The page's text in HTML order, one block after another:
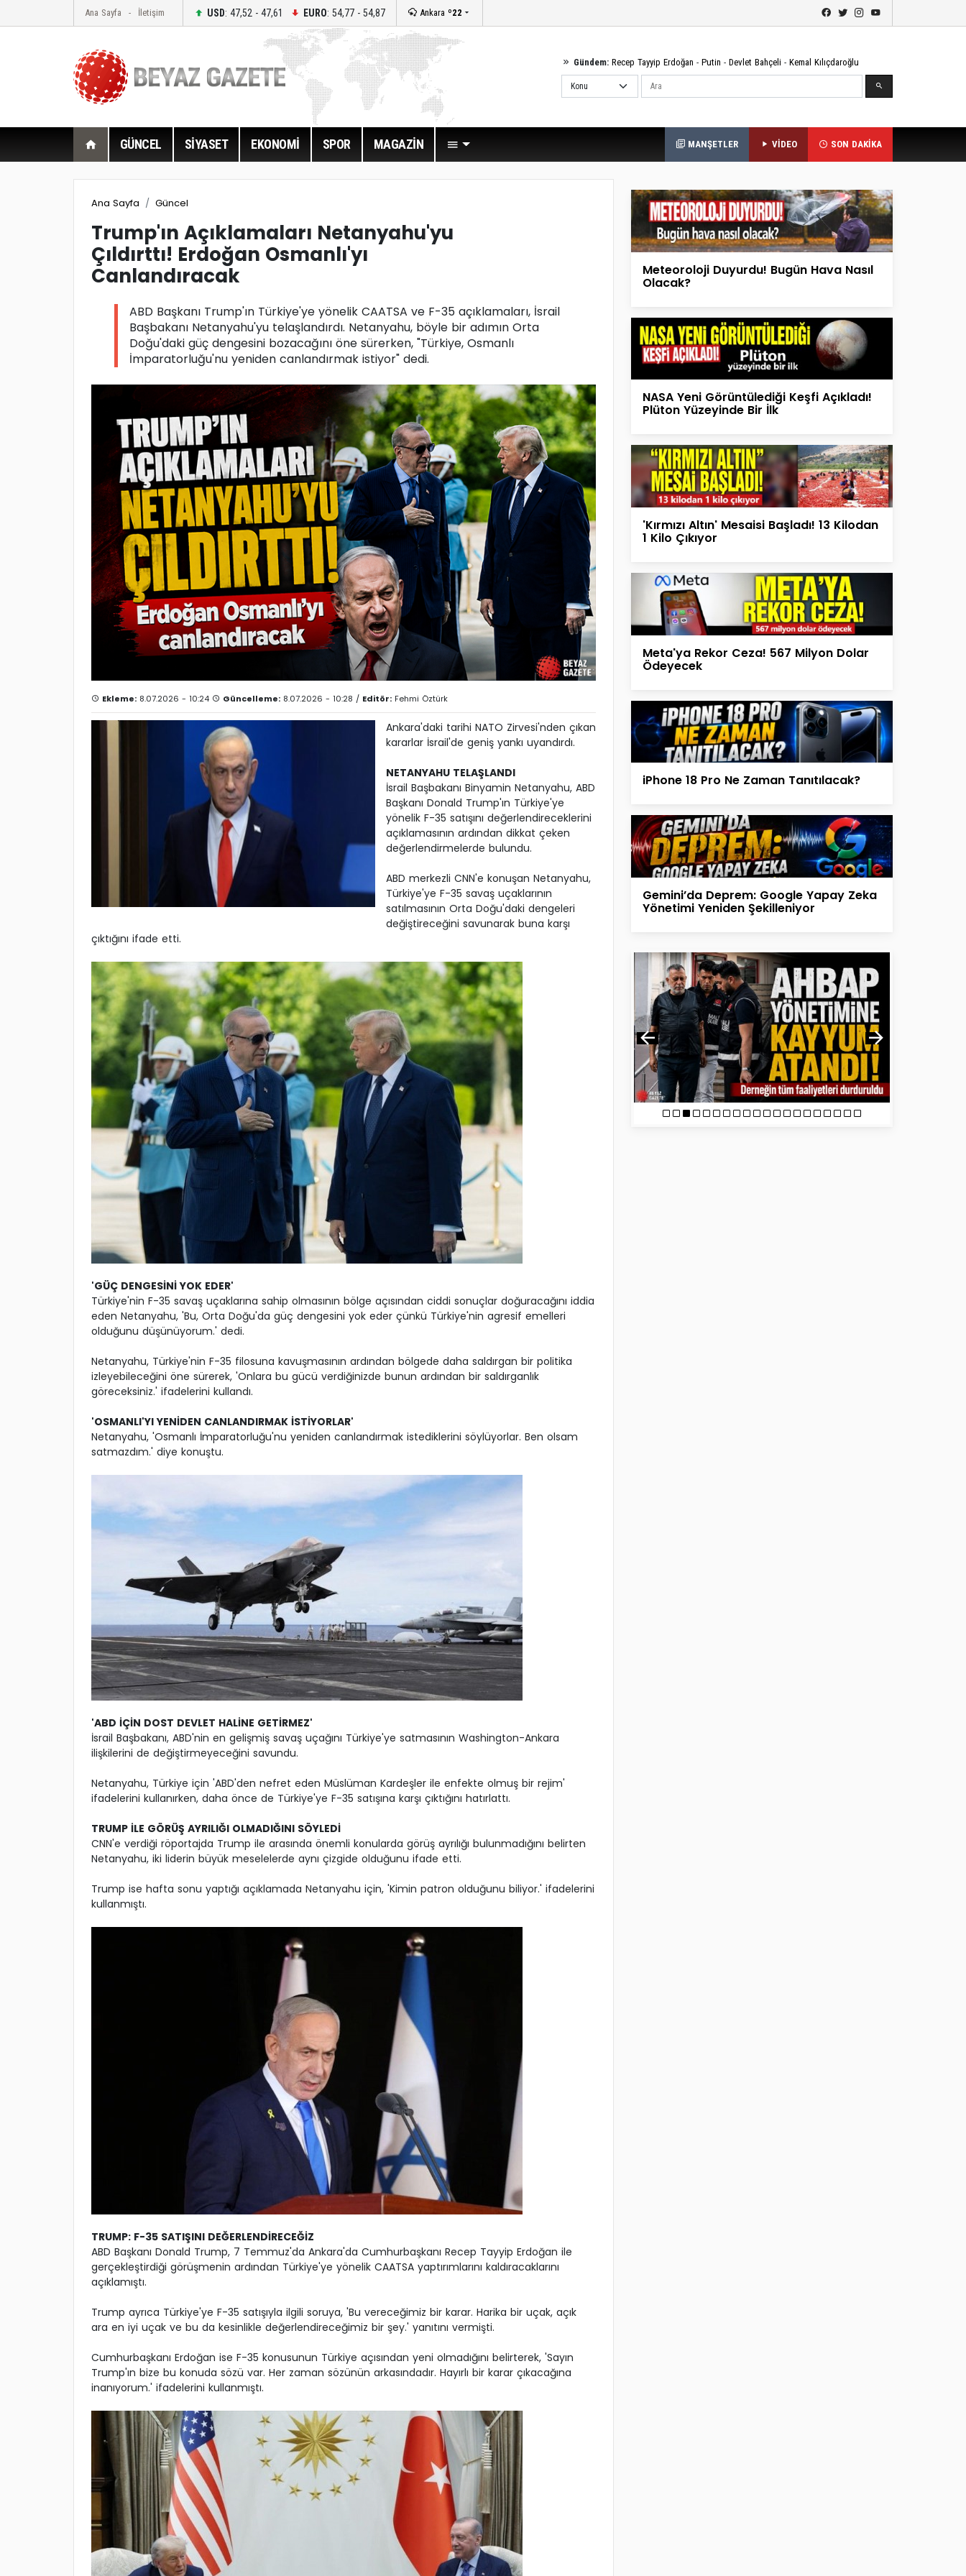
Ana Sayfa İletişim USD: 47,52 - 47,61 EURO: 54,77 - 54,87 Ankara º22
Gündem: Recep Tayyip Erdoğan - Putin - Devlet Bahçeli - Kemal Kılıçdaroğlu
Ara
GÜNCEL SİYASET EKONOMİ SPOR MAGAZİN MANŞETLER VİDEO SON DAKİKA
Ana Sayfa Güncel
Trump'ın Açıklamaları Netanyahu'yu
Çıldırttı! Erdoğan Osmanlı'yı
Canlandıracak
ABD Başkanı Trump'ın Türkiye'ye yönelik CAATSA ve F-35 açıklamaları, İsrail
Başbakanı Netanyahu'yu telaşlandırdı. Netanyahu, böyle bir adımın Orta
Doğu'daki güç dengesini bozacağını öne sürerken, "Türkiye, Osmanlı
İmparatorluğu'nu yeniden canlandırmak istiyor" dedi.
Ekleme: 8.07.2026 - 10:24 Güncelleme: 8.07.2026 - 10:28 / Editör: Fehmi Öztürk
Ankara'daki tarihi NATO Zirvesi'nden çıkan
kararlar İsrail'de geniş yankı uyandırdı.
NETANYAHU TELAŞLANDI
İsrail Başbakanı Binyamin Netanyahu, ABD
Başkanı Donald Trump'ın Türkiye'ye
yönelik F-35 satışını değerlendireceklerini
açıklamasının ardından dikkat çeken
değerlendirmelerde bulundu.
ABD merkezli CNN'e konuşan Netanyahu,
Türkiye'ye F-35 savaş uçaklarının
satılmasının Orta Doğu'daki dengeleri
değiştireceğini savunarak buna karşı
çıktığını ifade etti.
'GÜÇ DENGESİNİ YOK EDER'
Türkiye'nin F-35 savaş uçaklarına sahip olmasının bölge açısından ciddi sonuçlar doğuracağını iddia
eden Netanyahu, 'Bu, Orta Doğu'da güç dengesini yok eder çünkü Türkiye'nin agresif emelleri
olduğunu düşünüyorum.' dedi.
Netanyahu, Türkiye'nin F-35 filosuna kavuşmasının ardından bölgede daha saldırgan bir politika
izleyebileceğini öne sürerek, 'Onlara bu gücü verdiğinizde bunun ardından bir saldırganlık
göreceksiniz.' ifadelerini kullandı.
'OSMANLI'YI YENİDEN CANLANDIRMAK İSTİYORLAR'
Netanyahu, 'Osmanlı İmparatorluğu'nu yeniden canlandırmak istediklerini söylüyorlar. Ben olsam
satmazdım.' diye konuştu.
'ABD İÇİN DOST DEVLET HALİNE GETİRMEZ'
İsrail Başbakanı, ABD'nin en gelişmiş savaş uçağını Türkiye'ye satmasının Washington-Ankara
ilişkilerini de değiştirmeyeceğini savundu.
Netanyahu, Türkiye için 'ABD'den nefret eden Müslüman Kardeşler ile enfekte olmuş bir rejim'
ifadelerini kullanırken, daha önce de Türkiye'ye F-35 satışına karşı çıktığını hatırlattı.
TRUMP İLE GÖRÜŞ AYRILIĞI OLMADIĞINI SÖYLEDİ
CNN'e verdiği röportajda Trump ile arasında önemli konularda görüş ayrılığı bulunmadığını belirten
Netanyahu, iki liderin büyük meselelerde aynı çizgide olduğunu ifade etti.
Trump ise hafta sonu yaptığı açıklamada Netanyahu için, 'Kimin patron olduğunu biliyor.' ifadelerini
kullanmıştı.
TRUMP: F-35 SATIŞINI DEĞERLENDİRECEĞİZ
ABD Başkanı Donald Trump, 7 Temmuz'da Ankara'da Cumhurbaşkanı Recep Tayyip Erdoğan ile
gerçekleştirdiği görüşmenin ardından Türkiye'ye yönelik CAATSA yaptırımlarını kaldıracaklarını
açıklamıştı.
Trump ayrıca Türkiye'ye F-35 satışıyla ilgili soruya, 'Bu vereceğimiz bir karar. Harika bir uçak, açık
ara en iyi uçak ve bu da kesinlikle değerlendireceğimiz bir şey.' yanıtını vermişti.
Cumhurbaşkanı Erdoğan ise F-35 konusunun Türkiye açısından yeni olmadığını belirterek, 'Sayın
Trump'ın bize bu konuda sözü var. Her zaman sözünün arkasındadır. Hayırlı bir karar çıkacağına
inanıyorum.' ifadelerini kullanmıştı.
Meteoroloji Duyurdu! Bugün Hava Nasıl
Olacak?
NASA Yeni Görüntülediği Keşfi Açıkladı!
Plüton Yüzeyinde Bir İlk
'Kırmızı Altın' Mesaisi Başladı! 13 Kilodan
1 Kilo Çıkıyor
Meta'ya Rekor Ceza! 567 Milyon Dolar
Ödeyecek
iPhone 18 Pro Ne Zaman Tanıtılacak?
Gemini’da Deprem: Google Yapay Zeka
Yönetimi Yeniden Şekilleniyor